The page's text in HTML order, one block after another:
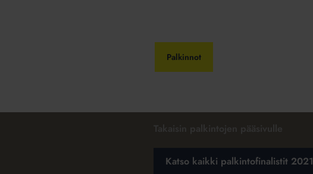
Palkinnot
Katso kaikki palkintofinalistit 2021